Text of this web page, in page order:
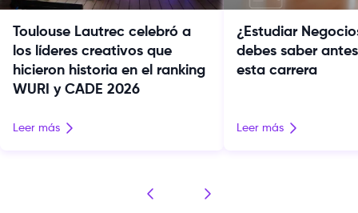
Toulouse Lautrec celebró a
los líderes creativos que
hicieron historia en el ranking
WURI y CADE 2026
Leer más
¿Estudiar
debes saber
esta carrera
Leer más